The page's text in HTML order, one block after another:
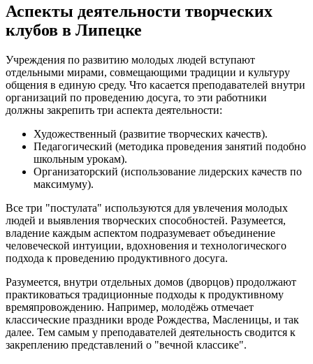
Аспекты деятельности творческих
клубов в Липецке
Учреждения по развитию молодых людей вступают
отдельными мирами, совмещающими традиции и культуру
общения в единую среду. Что касается преподавателей внутри
организаций по проведению досуга, то эти работники
должны закрепить три аспекта деятельности:
Художественный (развитие творческих качеств).
Педагогический (методика проведения занятий подобно
школьным урокам).
Организаторский (использование лидерских качеств по
максимуму).
Все три "постулата" используются для увлечения молодых
людей и выявления творческих способностей. Разумеется,
владение каждым аспектом подразумевает объединение
человеческой интуиции, вдохновения и технологического
подхода к проведению продуктивного досуга.
Разумеется, внутри отдельных домов (дворцов) продолжают
практиковаться традиционные подходы к продуктивному
времяпровождению. Например, молодёжь отмечает
классические праздники вроде Рождества, Масленицы, и так
далее. Тем самым у преподавателей деятельность сводится к
закреплению представлений о "вечной классике".